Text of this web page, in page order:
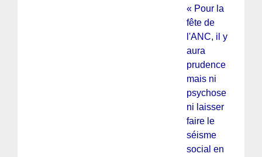
« Pour la
fête de
l'ANC, il y
aura
prudence
mais ni
psychose
ni laisser
faire le
séisme
social en